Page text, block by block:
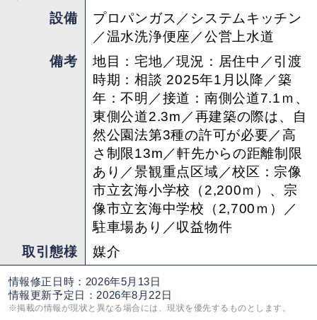
設備
プロパンガス／システムキッチン
／温水洗浄便座／公営上水道
備考
地目：宅地／現況：居住中／引渡
時期：相談 2025年1月以降／築
年：不明／接道：南側公道7.1ｍ、
東側公道2.3m／再建築の際は、自
然公園法第3種の許可が必要／高
さ制限13m／軒先からの距離制限
あり／景観重点区域／校区：宗像
市立玄海小学校（2,200ｍ）、宗
像市立玄海中学校（2,700ｍ）／
駐車場あり／収益物件
取引態様
媒介
情報修正日時：2026年5月13日
情報更新予定日：2026年8月22日
※掲載の情報が現状と異なる場合には、現状を優先するものとします。